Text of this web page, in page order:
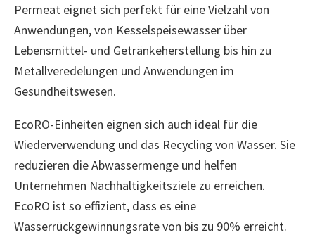
Permeat eignet sich perfekt für eine Vielzahl von
Anwendungen, von Kesselspeisewasser über
Lebensmittel- und Getränkeherstellung bis hin zu
Metallveredelungen und Anwendungen im
Gesundheitswesen.
EcoRO-Einheiten eignen sich auch ideal für die
Wiederverwendung und das Recycling von Wasser. Sie
reduzieren die Abwassermenge und helfen
Unternehmen Nachhaltigkeitsziele zu erreichen.
EcoRO ist so effizient, dass es eine
Wasserrückgewinnungsrate von bis zu 90% erreicht.